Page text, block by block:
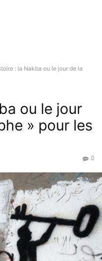
: la Nakba ou le jour de la
ou le jour
» pour les
0